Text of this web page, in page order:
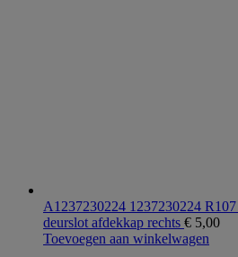
A1237230224 1237230224
deurslot afdekkap rechts € 5,00
Toevoegen aan winkelwagen